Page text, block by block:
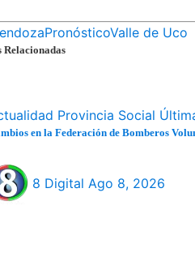
PronósticoValle de Uco
Relacionadas
Provincia Social
en la Federación de Bomberos
8 Digital Ago 8, 2026